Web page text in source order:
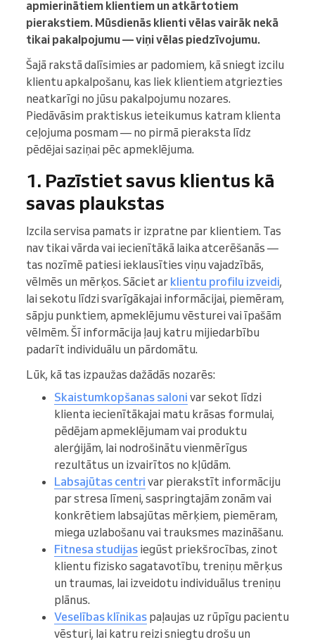
apmierinātiem klientiem un atkārtotiem
pierakstiem. Mūsdienās klienti vēlas vairāk nekā
tikai pakalpojumu — viņi vēlas piedzīvojumu.
Šajā rakstā dalīsimies ar padomiem, kā sniegt izcilu
klientu apkalpošanu, kas liek klientiem atgriezties
neatkarīgi no jūsu pakalpojumu nozares.
Piedāvāsim praktiskus ieteikumus katram klienta
ceļojuma posmam — no pirmā pieraksta līdz
pēdējai saziņai pēc apmeklējuma.
1. Pazīstiet savus klientus kā
savas plaukstas
Izcila servisa pamats ir izpratne par klientiem. Tas
nav tikai vārda vai iecienītākā laika atcerēšanās —
tas nozīmē patiesi ieklausīties viņu vajadzībās,
vēlmēs un mērķos. Sāciet ar klientu profilu izveidi,
lai sekotu līdzi svarīgākajai informācijai, piemēram,
sāpju punktiem, apmeklējumu vēsturei vai īpašām
vēlmēm. Šī informācija ļauj katru mijiedarbību
padarīt individuālu un pārdomātu.
Lūk, kā tas izpaužas dažādās nozarēs:
Skaistumkopšanas saloni var sekot līdzi
klienta iecienītākajai matu krāsas formulai,
pēdējam apmeklējumam vai produktu
alerģijām, lai nodrošinātu vienmērīgus
rezultātus un izvairītos no kļūdām.
Labsajūtas centri var pierakstīt informāciju
par stresa līmeni, saspringtajām zonām vai
konkrētiem labsajūtas mērķiem, piemēram,
miega uzlabošanu vai trauksmes mazināšanu.
Fitnesa studijas iegūst priekšrocības, zinot
klientu fizisko sagatavotību, treniņu mērķus
un traumas, lai izveidotu individuālus treniņu
plānus.
Veselības klīnikas paļaujas uz rūpīgu pacientu
vēsturi, lai katru reizi sniegtu drošu un